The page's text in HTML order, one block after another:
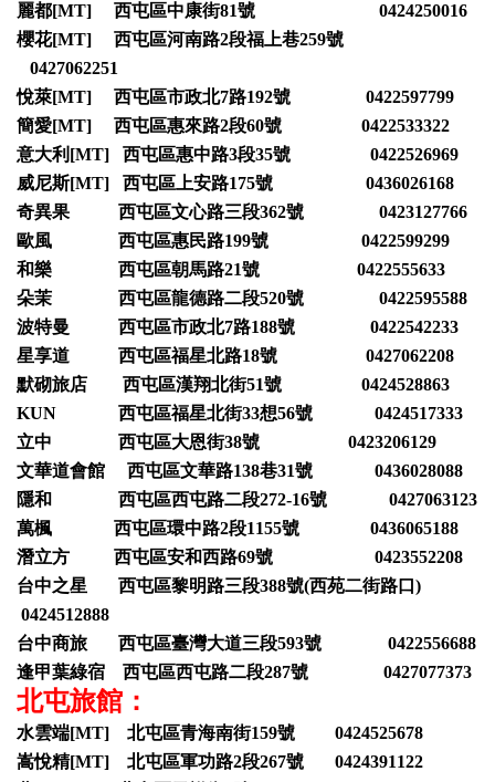
麗都[MT] 西屯區中康街81號 0424250016
櫻花[MT] 西屯區河南路2段福上巷259號
0427062251
悅萊[MT] 西屯區市政北7路192號 0422597799
簡愛[MT] 西屯區惠來路2段60號 0422533322
意大利[MT] 西屯區惠中路3段35號 0422526969
威尼斯[MT] 西屯區上安路175號 0436026168
奇異果 西屯區文心路三段362號 0423127766
歐風 西屯區惠民路199號 0422599299
和樂 西屯區朝馬路21號 0422555633
朵茉 西屯區龍德路二段520號 0422595588
波特曼 西屯區市政北7路188號 0422542233
星享道 西屯區福星北路18號 0427062208
默砌旅店 西屯區漢翔北街51號 0424528863
KUN 西屯區福星北街33想56號 0424517333
立中 西屯區大恩街38號 0423206129
文華道會館 西屯區文華路138巷31號 0436028088
隱和 西屯區西屯路二段272-16號 0427063123
萬楓 西屯區環中路2段1155號 0436065188
潛立方 西屯區安和西路69號 0423552208
台中之星 西屯區黎明路三段388號(西苑二街路口)
0424512888
台中商旅 西屯區臺灣大道三段593號 0422556688
逢甲葉綠宿 西屯區西屯路二段287號 0427077373
北屯旅館：
水雲端[MT] 北屯區青海南街159號 0424525678
嵩悅精[MT] 北屯區軍功路2段267號 0424391122